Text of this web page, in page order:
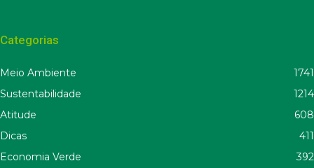
Categorias
Meio Ambiente
1741
Sustentabilidade
1214
Atitude
608
Dicas
411
Economia Verde
392